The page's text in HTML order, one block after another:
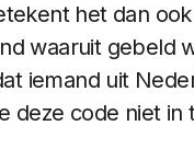
het dan
waaruit gebeld
iemand uit
deze code niet